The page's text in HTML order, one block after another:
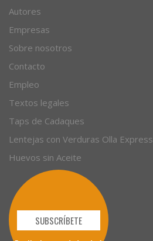
Autores
Empresas
Sobre nosotros
Contacto
Empleo
Textos legales
Taps de Cadaques
Lentejas con Verduras Olla Express
Huevos sin Aceite
SUBSCRÍBETE